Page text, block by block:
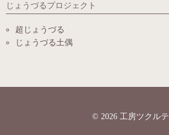
じょうづるプロジェクト
超じょうづる
じょうづる土偶
© 2026 工房ツクルテ